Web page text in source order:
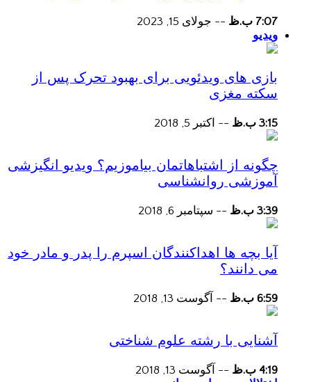
7:07 ب.ظ -- جولای 15, 2023
ویدیو
بازی های ویدئویی برای بهبود تحرک پس از
سکته مغزی
3:15 ب.ظ -- اکتبر 5, 2018
چگونه از اشتباهاتمان بیاموزیم؟ ویدیو انگیزشی
آموزشی روانشناسی
3:39 ب.ظ -- سپتامبر 6, 2018
آیا بچه ها اهداکنندگان اسپرم را پدر و مادر خود
می دانند؟
6:59 ب.ظ -- آگوست 13, 2018
آشنایی با رشته علوم شناختی
4:19 ب.ظ -- آگوست 13, 2018